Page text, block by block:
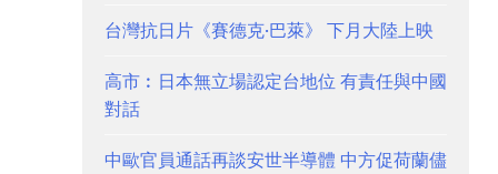
台灣抗日片《賽德克·巴萊》 下月大陸上映
高市︰日本無立場認定台地位 有責任與中國
對話
中歐官員通話再談安世半導體 中方促荷蘭儘